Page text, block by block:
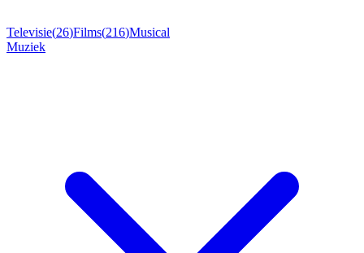
Televisie(26)Films(216)Musical
Muziek